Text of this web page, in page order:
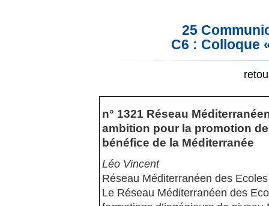
25
C6 : Colloque
n° 1321 Réseau
ambition pour la promotion
bénéfice de la Méditerranée
Léo Vincent
Réseau Méditerranéen des Ecoles
Le Réseau Méditerranéen des